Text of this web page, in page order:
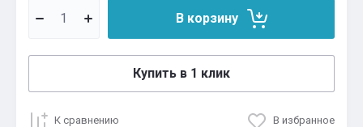
В корзину
Купить в 1 клик
К сравнению В избранное